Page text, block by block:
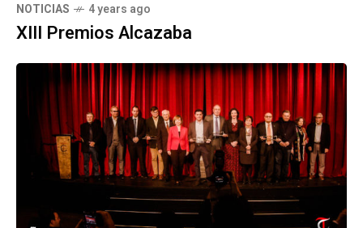
NOTICIAS 4 years ago
XIII Premios Alcazaba